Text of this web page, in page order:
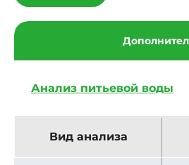
Анализ питьевой воды
Вид анализа